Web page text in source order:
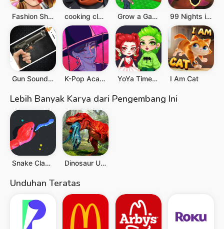
Fashion Show: Makeup, Dress Up cooking clash Grow a Garden: Fruits & Animal 99 Nights in the Forest
Gun Sounds : Gun Simulator K-Pop Academy YoYa Time: Build, Share & Play I Am Cat
Lebih Banyak Karya dari Pengembang Ini
Snake Clash! Dinosaur Universe
Unduhan Teratas